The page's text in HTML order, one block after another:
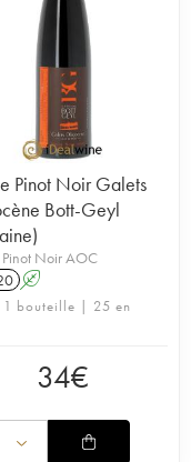
Pinot Noir Galets
Bott-Geyl
Noir AOC
A
1 bouteille | 25 en
34€